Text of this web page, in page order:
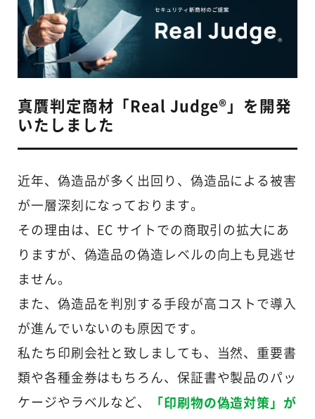
真贋判定商材「Real Judge®」を開発
いたしました
近年、偽造品が多く出回り、偽造品による被害
が一層深刻になっております。
その理由は、EC サイトでの商取引の拡大にあ
りますが、偽造品の偽造レベルの向上も見逃せ
ません。
また、偽造品を判別する手段が高コストで導入
が進んでいないのも原因です。
私たち印刷会社と致しましても、当然、重要書
類や各種金券はもちろん、保証書や製品のパッ
ケージやラベルなど、
「印刷物の偽造対策」が